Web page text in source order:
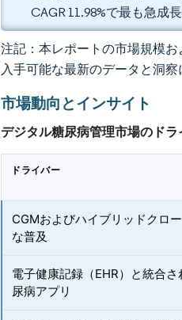
CAGR 11.98%で最も急成
注記：本レポートの市場規模
入手可能な最新のデータと洞察
市場動向とインサイト
デジタル糖尿病管理市場のド
ドライバー
CGMおよびハイブリッドクロ
な普及
電子健康記録（EHR）と統合
尿病アプリ